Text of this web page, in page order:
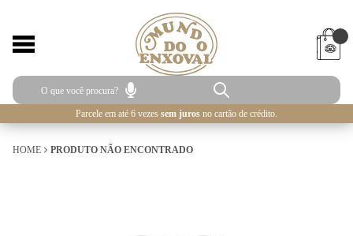
Parcele em até 6 vezes sem juros no cartão de crédito.
HOME PRODUTO NÃO ENCONTRADO